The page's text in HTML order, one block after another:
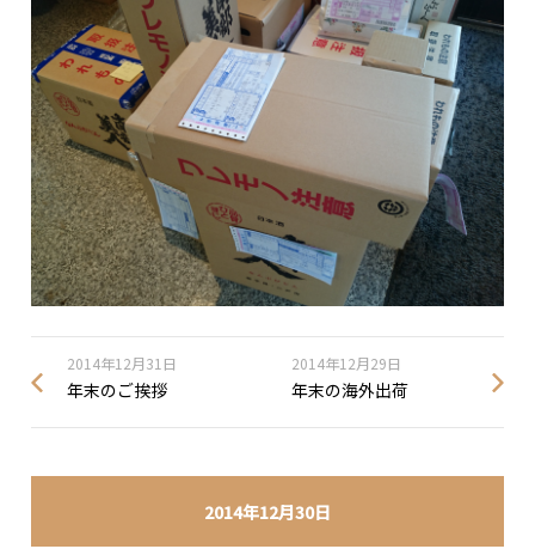
2014年12月30日
2014年12月31日
年末のご挨拶
2014年12月29日
年末の海外出荷